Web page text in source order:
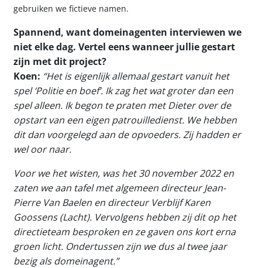
gebruiken we fictieve namen.
Spannend, want domeinagenten interviewen we
niet elke dag. Vertel eens wanneer jullie gestart
zijn met dit project?
Koen: “Het is eigenlijk allemaal gestart vanuit het
spel ‘Politie en boef’. Ik zag het wat groter dan een
spel alleen. Ik begon te praten met Dieter over de
opstart van een eigen patrouilledienst. We hebben
dit dan voorgelegd aan de opvoeders. Zij hadden er
wel oor naar.
Voor we het wisten, was het 30 november 2022 en
zaten we aan tafel met algemeen directeur Jean-
Pierre Van Baelen en directeur Verblijf Karen
Goossens (Lacht). Vervolgens hebben zij dit op het
directieteam besproken en ze gaven ons kort erna
groen licht. Ondertussen zijn we dus al twee jaar
bezig als domeinagent.”